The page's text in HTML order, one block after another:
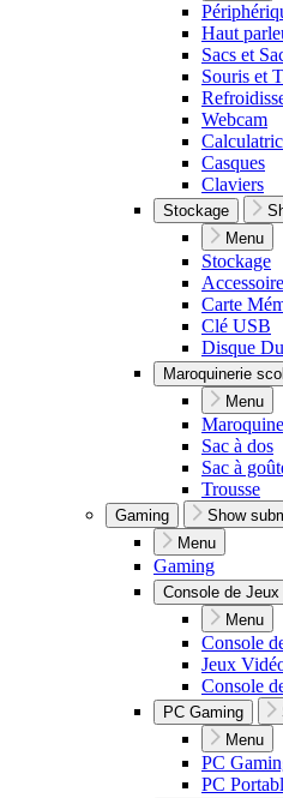
Haut
Sacs et
Souris et
Webcam
Casques
Claviers
Stockage
Menu
Stockage
Carte
Clé USB
Disque
Maroquinerie
Menu
Sac à dos
Sac à
Trousse
Gaming
Show
Menu
Gaming
Console de Jeux
Menu
Console
Jeux
Console
PC Gaming
Menu
PC
PC